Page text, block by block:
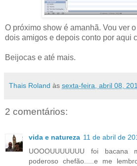
O próximo show é amanhã. Vou ver
dois amigos e depois conto por aqui
Beijocas e até mais.
Thais Roland às sexta-feira, abril 08,
2 comentários:
vida e natureza 11 de abril de
UOOOUUUUUUU foi bacana
poderoso chefão.....e me